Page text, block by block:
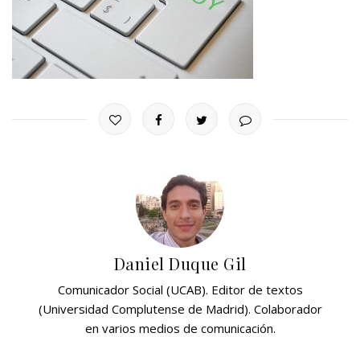
Daniel Duque Gil
Comunicador Social (UCAB). Editor de textos
(Universidad Complutense de Madrid). Colaborador
en varios medios de comunicación.